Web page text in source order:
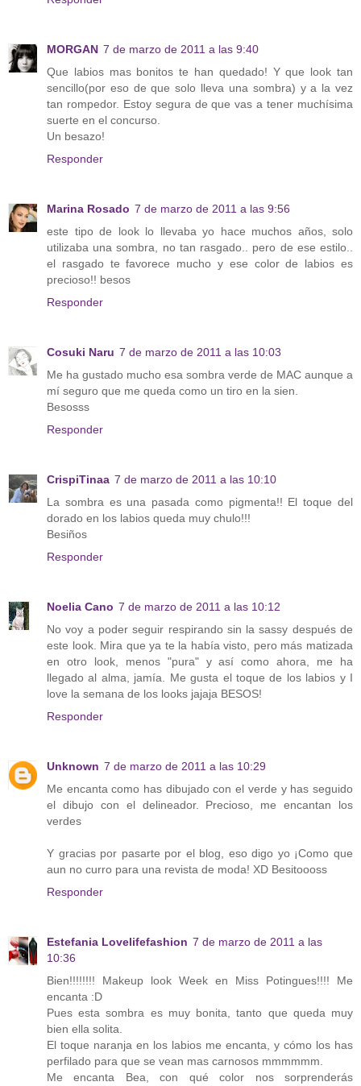
MORGAN 7 de marzo de 2011 a las 9:40
Que labios mas bonitos te han quedado! Y que look tan
sencillo(por eso de que solo lleva una sombra) y a la vez
tan rompedor. Estoy segura de que vas a tener muchísima
suerte en el concurso.
Un besazo!
Responder
Marina Rosado 7 de marzo de 2011 a las 9:56
este tipo de look lo llevaba yo hace muchos años, solo
utilizaba una sombra, no tan rasgado.. pero de ese estilo..
el rasgado te favorece mucho y ese color de labios es
precioso!! besos
Responder
Cosuki Naru 7 de marzo de 2011 a las 10:03
Me ha gustado mucho esa sombra verde de MAC aunque a
mí seguro que me queda como un tiro en la sien.
Besosss
Responder
CrispiTinaa 7 de marzo de 2011 a las 10:10
La sombra es una pasada como pigmenta!! El toque del
dorado en los labios queda muy chulo!!!
Besiños
Responder
Noelia Cano 7 de marzo de 2011 a las 10:12
No voy a poder seguir respirando sin la sassy después de
este look. Mira que ya te la había visto, pero más matizada
en otro look, menos "pura" y así como ahora, me ha
llegado al alma, jamía. Me gusta el toque de los labios y I
love la semana de los looks jajaja BESOS!
Responder
Unknown 7 de marzo de 2011 a las 10:29
Me encanta como has dibujado con el verde y has seguido
el dibujo con el delineador. Precioso, me encantan los
verdes
Y gracias por pasarte por el blog, eso digo yo ¡Como que
aun no curro para una revista de moda! XD Besitoooss
Responder
Estefania Lovelifefashion 7 de marzo de 2011 a las
10:36
Bien!!!!!!!! Makeup look Week en Miss Potingues!!!! Me
encanta :D
Pues esta sombra es muy bonita, tanto que queda muy
bien ella solita.
El toque naranja en los labios me encanta, y cómo los has
perfilado para que se vean mas carnosos mmmmmm.
Me encanta Bea, con qué color nos sorprenderás